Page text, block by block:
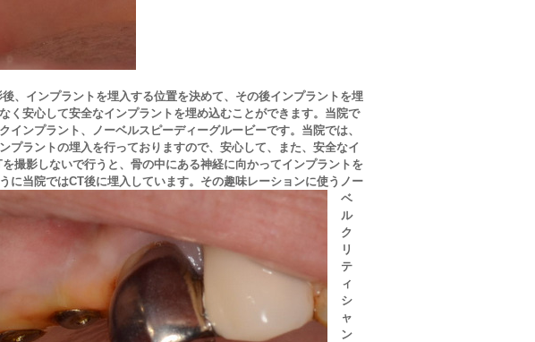
後、インプラントを埋入する位置を決めて、その後インプラントを埋
く安心して安全なインプラントを埋め込むことができます。当院で
ンプラント、ノーベルスピーディーグルービーです。当院では、
プラントの埋入を行っておりますので、安心して、また、安全なイ
撮影しないで行うと、骨の中にある神経に向かってインプラントを
に当院ではCT後に埋入しています。 その趣味レーションに使うノー
ベ
ル
ク
リ
テ
ィ
シ
ャ
ン